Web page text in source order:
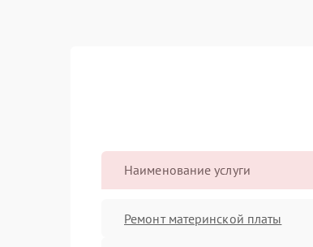
Наименование услуги
Ремонт материнской платы